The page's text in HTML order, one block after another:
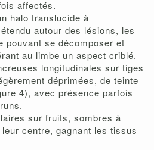
affectés.
halo translucide à
autour des lésions, les
pouvant se décomposer et
au limbe un aspect criblé.
longitudinales sur tiges
déprimées, de teinte
4), avec présence parfois
sur fruits, sombres à
centre, gagnant les tissus